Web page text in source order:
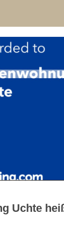
Uchte